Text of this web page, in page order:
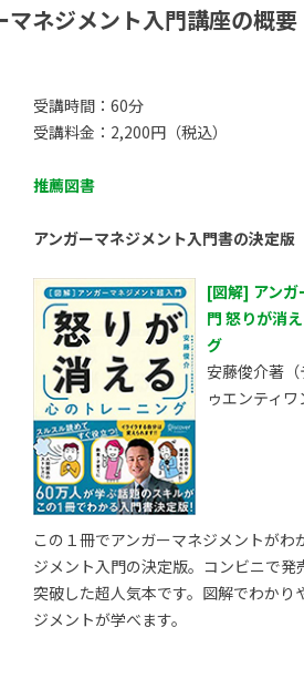
マネジメント入門講座の概要
受講時間：60分
受講料金：2,200円（税込）
推薦図書
アンガーマネジメント入門書の決定版
[図解] アンガ
門 怒りが消
グ
安藤俊介著（
ゥエンティワ
この１冊でアンガーマネジメントがわ
ジメント入門の決定版。コンビニで発
突破した超人気本です。図解でわかり
ジメントが学べます。